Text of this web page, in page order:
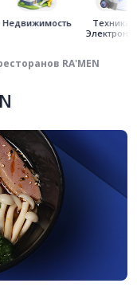
Недвижимость
Техника
RA'MEN